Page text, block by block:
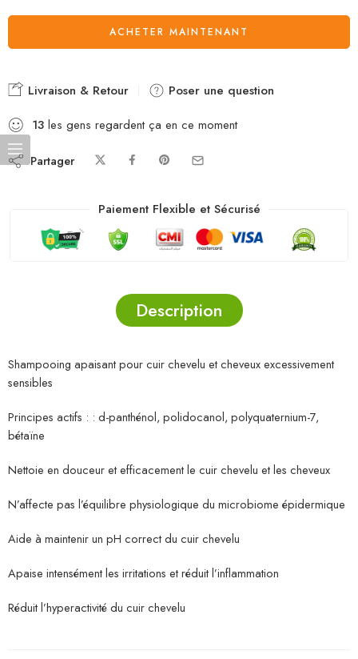
ACHETER MAINTENANT
Livraison & Retour
Poser une question
13 les gens regardent ça en ce moment
Partager
Paiement Flexible et Sécurisé
Description
Shampooing apaisant pour cuir chevelu et cheveux excessivement
sensibles
Principes actifs : : d-panthénol, polidocanol, polyquaternium-7,
bétaïne
Nettoie en douceur et efficacement le cuir chevelu et les cheveux
N’affecte pas l’équilibre physiologique du microbiome épidermique
Aide à maintenir un pH correct du cuir chevelu
Apaise intensément les irritations et réduit l’inflammation
Réduit l’hyperactivité du cuir chevelu